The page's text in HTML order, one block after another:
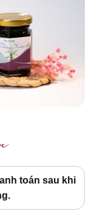
TẠI ĐÂY
toán sau khi